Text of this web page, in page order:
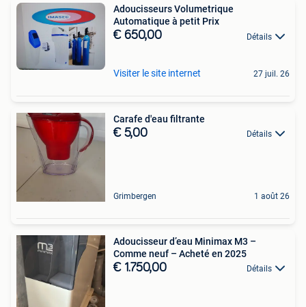
Adoucisseurs Volumetrique
Automatique à petit Prix
€ 650,00 Détails
Visiter le site internet 27 juil. 26
Carafe d'eau filtrante
€ 5,00 Détails
Grimbergen 1 août 26
Adoucisseur d’eau Minimax M3 –
Comme neuf – Acheté en 2025
€ 1.750,00 Détails